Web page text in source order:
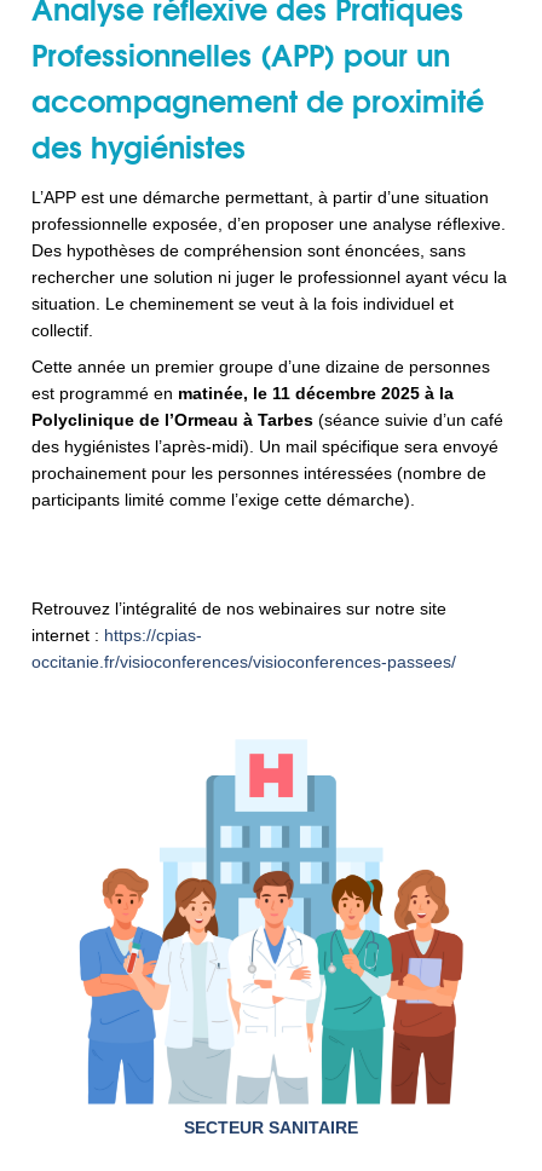
Professionnelles (APP) pour un
accompagnement de proximité
des hygiénistes
L’APP est une démarche permettant, à partir d’une situation
professionnelle exposée, d’en proposer une analyse réflexive.
Des hypothèses de compréhension sont énoncées, sans
rechercher une solution ni juger le professionnel ayant vécu la
situation. Le cheminement se veut à la fois individuel et
collectif.
Cette année un premier groupe d’une dizaine de personnes
est programmé en matinée, le 11 décembre 2025 à la
Polyclinique de l’Ormeau à Tarbes(séance suivie d’un café
des hygiénistes l’après-midi). Un mail spécifique sera envoyé
prochainement pour les personnes intéressées (nombre de
participants limité comme l’exige cette démarche).
Retrouvez l’intégralité de nos webinaires sur notre site
internet : https://cpias-
occitanie.fr/visioconferences/visioconferences-passees/
SECTEUR SANITAIRE